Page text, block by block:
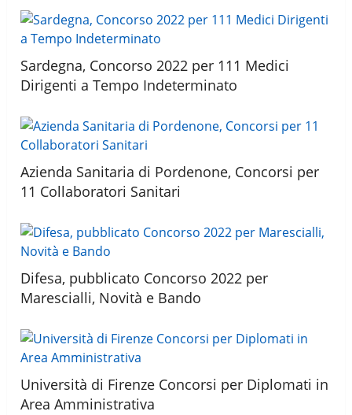
Sardegna, Concorso 2022 per 111 Medici
Dirigenti a Tempo Indeterminato
Azienda Sanitaria di Pordenone, Concorsi per
11 Collaboratori Sanitari
Difesa, pubblicato Concorso 2022 per
Marescialli, Novità e Bando
Università di Firenze Concorsi per Diplomati in
Area Amministrativa